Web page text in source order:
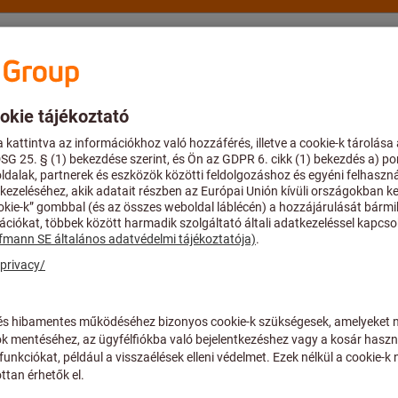
Tanácsadás és támogatás
megmunkálás alkatrészek és tartozékok
Torx csavar
Ár / 1 Darab